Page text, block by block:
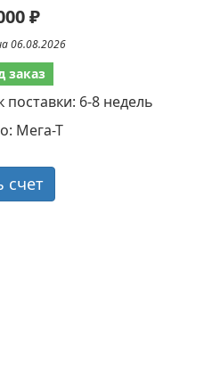
₽
06.08.2026
заказ
поставки: 6-8 недель
Мега-Т
счет